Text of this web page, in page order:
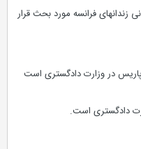
فرانسه مورد بحث قرار
در وزارت دادگستری است
دادگستری است.